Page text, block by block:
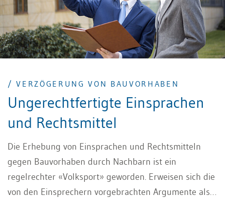
/ VERZÖGERUNG VON BAUVORHABEN
Ungerechtfertigte Einsprachen
und Rechtsmittel
Die Erhebung von Einsprachen und Rechtsmitteln
gegen Bauvorhaben durch Nachbarn ist ein
regelrechter «Volksport» geworden. Erweisen sich die
von den Einsprechern vorgebrachten Argumente als